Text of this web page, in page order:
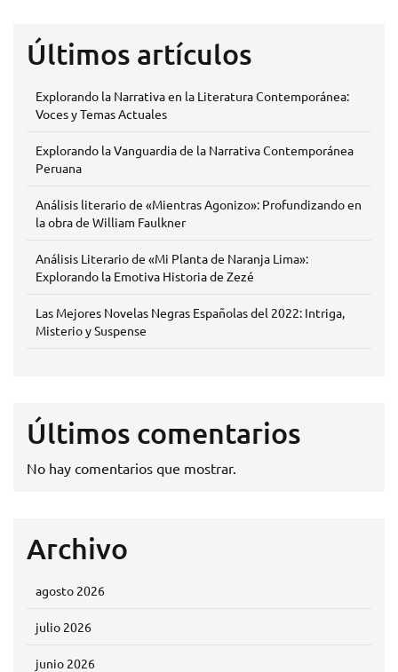
Últimos artículos
Explorando la Narrativa en la Literatura Contemporánea:
Voces y Temas Actuales
Explorando la Vanguardia de la Narrativa Contemporánea
Peruana
Análisis literario de «Mientras Agonizo»: Profundizando en
la obra de William Faulkner
Análisis Literario de «Mi Planta de Naranja Lima»:
Explorando la Emotiva Historia de Zezé
Las Mejores Novelas Negras Españolas del 2022: Intriga,
Misterio y Suspense
Últimos comentarios
No hay comentarios que mostrar.
Archivo
agosto 2026
julio 2026
junio 2026